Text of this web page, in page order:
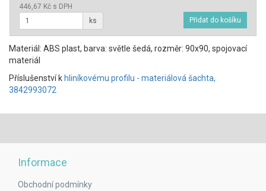
446,67 Kč s DPH
ks
Materiál: ABS plast, barva: světle šedá, rozměr: 90x90, spojovací
materiál
Příslušenství k hliníkovému profilu - materiálová šachta,
3842993072
Informace
Obchodní podmínky